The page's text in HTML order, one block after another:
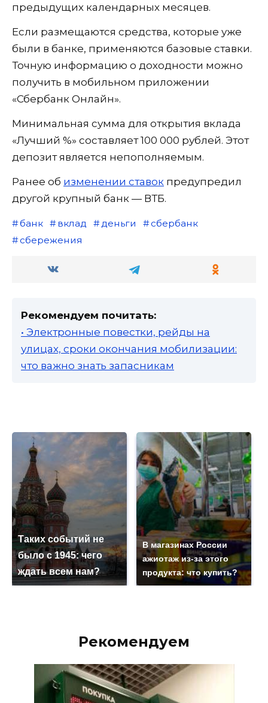
предыдущих календарных месяцев.
Если размещаются средства, которые уже
были в банке, применяются базовые ставки.
Точную информацию о доходности можно
получить в мобильном приложении
«Сбербанк Онлайн».
Минимальная сумма для открытия вклада
«Лучший %» составляет 100 000 рублей. Этот
депозит является непополняемым.
Ранее об изменении ставок предупредил
другой крупный банк — ВТБ.
банк вклад деньги
сбербанк
сбережения
Рекомендуем почитать:
• Электронные повестки, рейды на
улицах, сроки окончания мобилизации:
что важно знать запасникам
Таких событий не
было с 1945: чего
ждать всем нам?
В магазинах России
ажиотаж из-за этого
продукта: что купить?
Рекомендуем